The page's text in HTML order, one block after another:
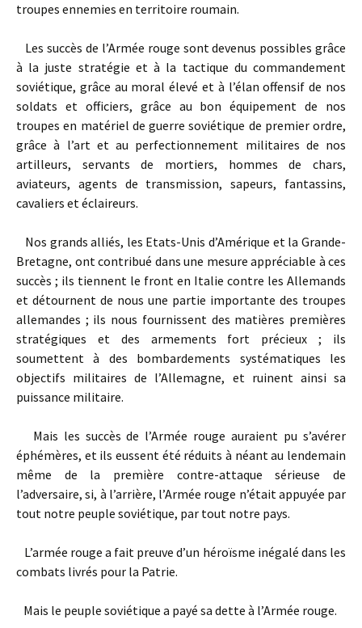
troupes ennemies en territoire roumain.
Les succès de l’Armée rouge sont devenus possibles grâce
à la juste stratégie et à la tactique du commandement
soviétique, grâce au moral élevé et à l’élan offensif de nos
soldats et officiers, grâce au bon équipement de nos
troupes en matériel de guerre soviétique de premier ordre,
grâce à l’art et au perfectionnement militaires de nos
artilleurs, servants de mortiers, hommes de chars,
aviateurs, agents de transmission, sapeurs, fantassins,
cavaliers et éclaireurs.
Nos grands alliés, les Etats-Unis d’Amérique et la Grande-
Bretagne, ont contribué dans une mesure appréciable à ces
succès ; ils tiennent le front en Italie contre les Allemands
et détournent de nous une partie importante des troupes
allemandes ; ils nous fournissent des matières premières
stratégiques et des armements fort précieux ; ils
soumettent à des bombardements systématiques les
objectifs militaires de l’Allemagne, et ruinent ainsi sa
puissance militaire.
Mais les succès de l’Armée rouge auraient pu s’avérer
éphémères, et ils eussent été réduits à néant au lendemain
même de la première contre-attaque sérieuse de
l’adversaire, si, à l’arrière, l’Armée rouge n’était appuyée par
tout notre peuple soviétique, par tout notre pays.
L’armée rouge a fait preuve d’un héroïsme inégalé dans les
combats livrés pour la Patrie.
Mais le peuple soviétique a payé sa dette à l’Armée rouge.